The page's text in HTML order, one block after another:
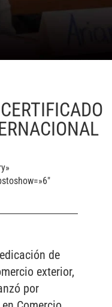
de
exterior,
por